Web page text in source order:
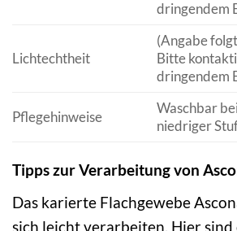
dringendem
Lichtechtheit
(Angabe
Bitte
dringendem
Pflegehinweise
Waschbar
niedriger
Tipps zur Verarbeitung von
Das karierte Flachgewebe
sich leicht verarbeiten. Hier sind